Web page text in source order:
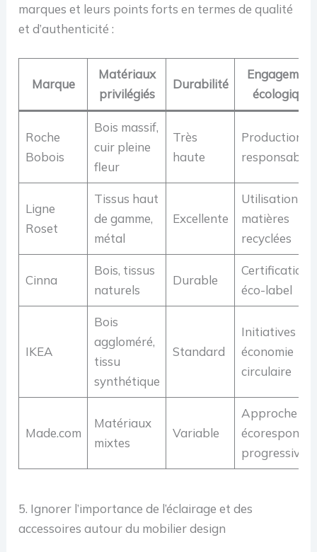
marques et leurs points forts en termes de qualité
et d’authenticité :
Marque
Matériaux
privilégiés
Durabilité
écologiques
Roche
Bobois
Bois massif,
cuir pleine
fleur
Très
haute
Productions
responsables
Ligne
Roset
Tissus haut
de gamme,
métal
Excellente
Utilisation de
matières
recyclées
Cinna
Bois, tissus
naturels
Durable
Certification
éco-label
IKEA
Bois
aggloméré,
tissu
synthétique
Standard
Initiatives
économie
circulaire
Made.com
Matériaux
mixtes
Variable
Approche
progressive
5. Ignorer l’importance de l’éclairage et des
accessoires autour du mobilier design